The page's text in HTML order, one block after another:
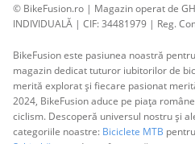
© BikeFusion.ro | Magazin operat de
INDIVIDUALĂ | CIF: 34481979 | Reg.
BikeFusion este pasiunea noastră
magazin dedicat tuturor iubitorilor de
merită explorat și fiecare pasionat
2024, BikeFusion aduce pe piața
ciclism. Descoperă universul nostru și
categoriile noastre: Biciclete MTB